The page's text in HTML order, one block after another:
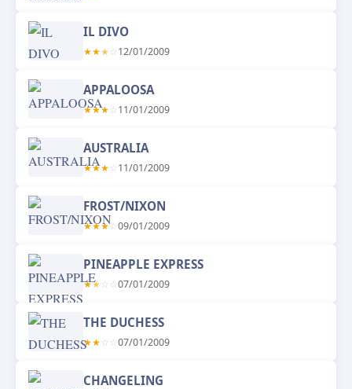
IL DIVO
★★★ ☆ 12/01/2009
APPALOOSA
★★★ ☆ 11/01/2009
AUSTRALIA
★★★ ☆ 11/01/2009
FROST/NIXON
★★★☆09/01/2009
PINEAPPLE EXPRESS
★★ ☆ ☆07/01/2009
THE DUCHESS
★★ ☆ ☆07/01/2009
CHANGELING